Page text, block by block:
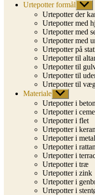
Urtepotter formål Vis
Urtepotter der
Urtepotter med
Urtepotter med
Urtepotter med
Urtepotter på
Urtepotter til
Urtepotter til
Urtepotter til
Urtepotter til
Materiale Vis
undermenu
Urtepotter i beton
Urtepotter i
Urtepotter i flet
Urtepotter i
Urtepotter i metal
Urtepotter i rattan
Urtepotter i
Urtepotter i træ
Urtepotter i zink
Urtepotter i
Urtepotter i